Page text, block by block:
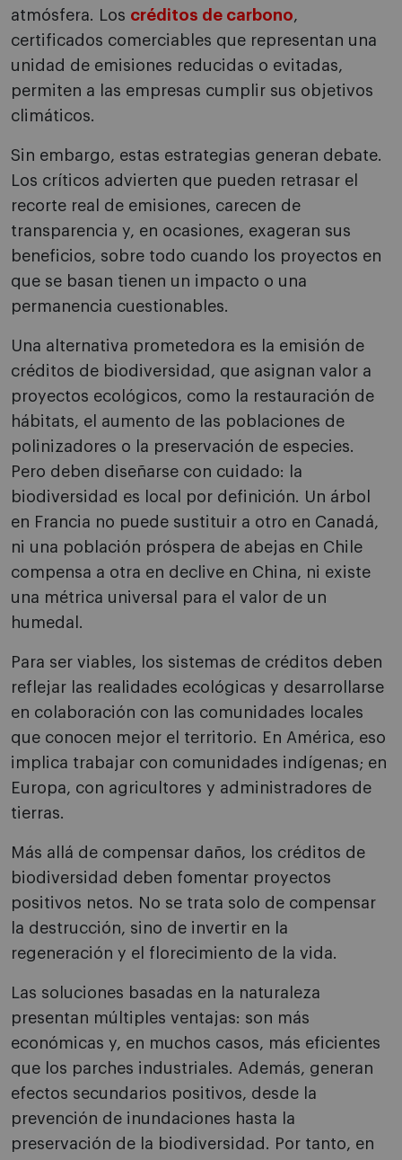
atmósfera. Los créditos de carbono,
certificados comerciables que representan una
unidad de emisiones reducidas o evitadas,
permiten a las empresas cumplir sus objetivos
climáticos.
Sin embargo, estas estrategias generan debate.
Los críticos advierten que pueden retrasar el
recorte real de emisiones, carecen de
transparencia y, en ocasiones, exageran sus
beneficios, sobre todo cuando los proyectos en
que se basan tienen un impacto o una
permanencia cuestionables.
Una alternativa prometedora es la emisión de
créditos de biodiversidad, que asignan valor a
proyectos ecológicos, como la restauración de
hábitats, el aumento de las poblaciones de
polinizadores o la preservación de especies.
Pero deben diseñarse con cuidado: la
biodiversidad es local por definición. Un árbol
en Francia no puede sustituir a otro en Canadá,
ni una población próspera de abejas en Chile
compensa a otra en declive en China, ni existe
una métrica universal para el valor de un
humedal.
Para ser viables, los sistemas de créditos deben
reflejar las realidades ecológicas y desarrollarse
en colaboración con las comunidades locales
que conocen mejor el territorio. En América, eso
implica trabajar con comunidades indígenas; en
Europa, con agricultores y administradores de
tierras.
Más allá de compensar daños, los créditos de
biodiversidad deben fomentar proyectos
positivos netos. No se trata solo de compensar
la destrucción, sino de invertir en la
regeneración y el florecimiento de la vida.
Las soluciones basadas en la naturaleza
presentan múltiples ventajas: son más
económicas y, en muchos casos, más eficientes
que los parches industriales. Además, generan
efectos secundarios positivos, desde la
prevención de inundaciones hasta la
preservación de la biodiversidad. Por tanto, en